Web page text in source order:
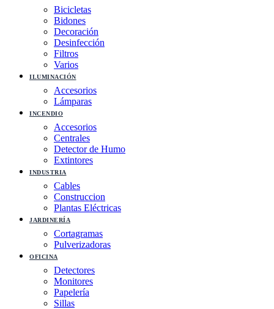
Bicicletas
Bidones
Decoración
Desinfección
Filtros
Varios
ILUMINACIÓN
Accesorios
Lámparas
INCENDIO
Accesorios
Centrales
Detector de Humo
Extintores
INDUSTRIA
Cables
Construccion
Plantas Eléctricas
JARDINERÍA
Cortagramas
Pulverizadoras
OFICINA
Detectores
Monitores
Papelería
Sillas